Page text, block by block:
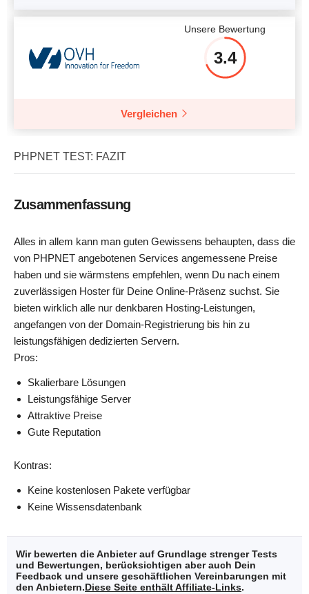
Unsere Bewertung
3.4
Vergleichen
PHPNET TEST: FAZIT
Zusammenfassung
Alles in allem kann man guten Gewissens behaupten, dass die
von PHPNET angebotenen Services angemessene Preise
haben und sie wärmstens empfehlen, wenn Du nach einem
zuverlässigen Hoster für Deine Online-Präsenz suchst. Sie
bieten wirklich alle nur denkbaren Hosting-Leistungen,
angefangen von der Domain-Registrierung bis hin zu
leistungsfähigen dedizierten Servern.
Pros:
Skalierbare Lösungen
Leistungsfähige Server
Attraktive Preise
Gute Reputation
Kontras:
Keine kostenlosen Pakete verfügbar
Keine Wissensdatenbank
Wir bewerten die Anbieter auf Grundlage strenger Tests
und Bewertungen, berücksichtigen aber auch Dein
Feedback und unsere geschäftlichen Vereinbarungen mit
den Anbietern.Diese Seite enthält Affiliate-Links.